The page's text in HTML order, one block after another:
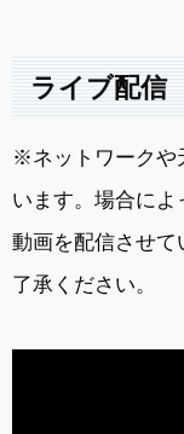
ライブ配信
※ネットワークや
います。場合に
動画を配信させて
了承ください。